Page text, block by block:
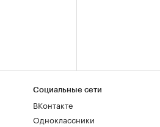
Социальные сети
ВКонтакте
Одноклассники